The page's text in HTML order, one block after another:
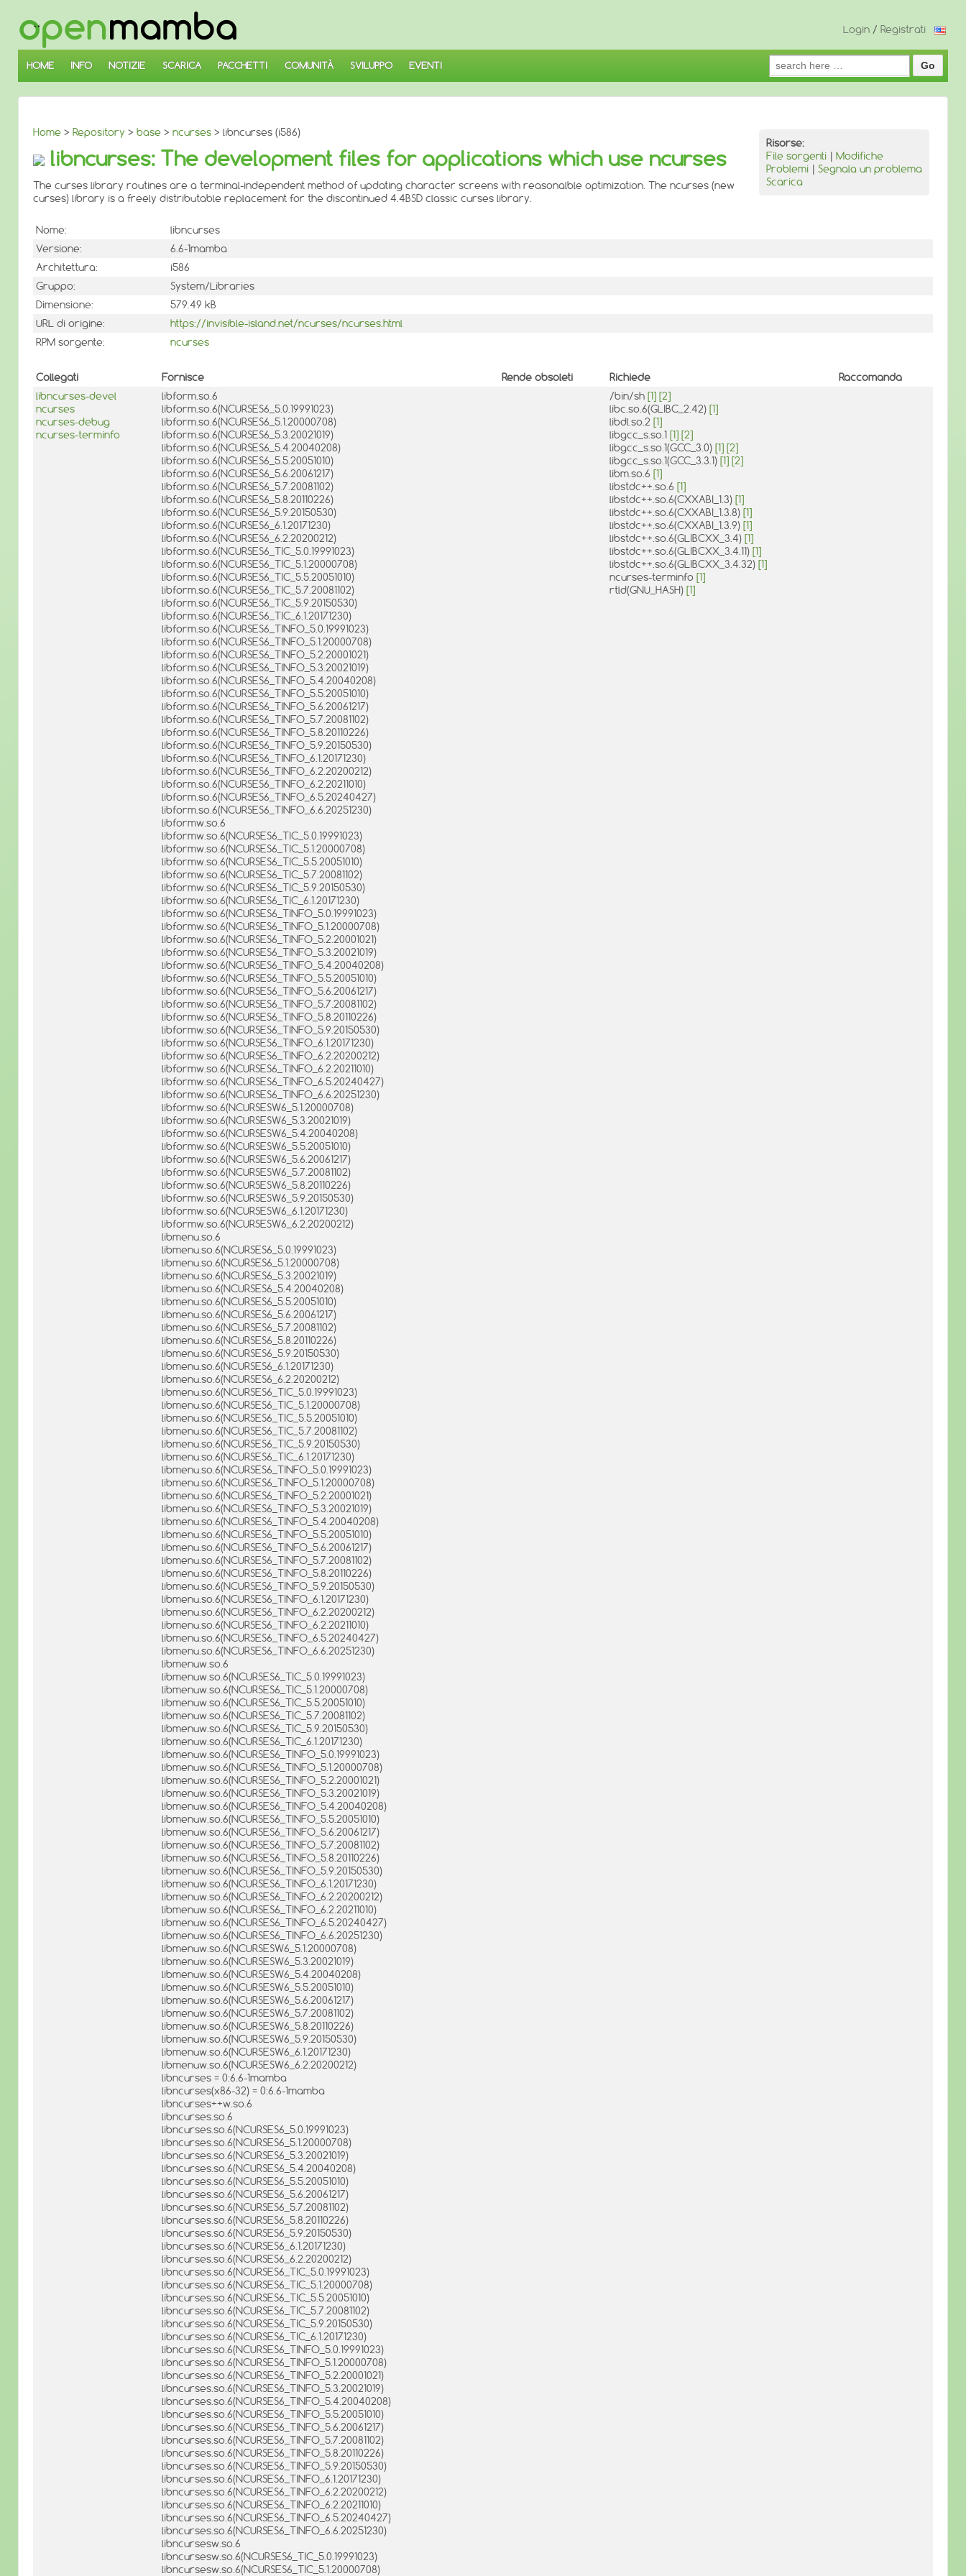
SALTA
AL
CONTENUTO
PRINCIPALE
Login / Registrati
HOME INFO NOTIZIE SCARICA PACCHETTI COMUNITÀ SVILUPPO EVENTI
Search
for:
Home > Repository > base > ncurses > libncurses (i586)
Risorse:
File sorgenti | Modifiche
Problemi | Segnala un problema
Scarica
libncurses: The development files for applications which use ncurses
The curses library routines are a terminal-independent method of updating character screens with reasonalble optimization. The ncurses (new
curses) library is a freely distributable replacement for the discontinued 4.4BSD classic curses library.
Nome:
libncurses
Versione:
6.6-1mamba
Architettura:
i586
Gruppo:
System/Libraries
Dimensione:
579.49 kB
URL di origine:
https://invisible-island.net/ncurses/ncurses.html
RPM sorgente:
ncurses
Collegati Fornisce Rende obsoleti Richiede
Raccomanda
libncurses-devel
ncurses
ncurses-debug
ncurses-terminfo
libform.so.6
libform.so.6(NCURSES6_5.0.19991023)
libform.so.6(NCURSES6_5.1.20000708)
libform.so.6(NCURSES6_5.3.20021019)
libform.so.6(NCURSES6_5.4.20040208)
libform.so.6(NCURSES6_5.5.20051010)
libform.so.6(NCURSES6_5.6.20061217)
libform.so.6(NCURSES6_5.7.20081102)
libform.so.6(NCURSES6_5.8.20110226)
libform.so.6(NCURSES6_5.9.20150530)
libform.so.6(NCURSES6_6.1.20171230)
libform.so.6(NCURSES6_6.2.20200212)
libform.so.6(NCURSES6_TIC_5.0.19991023)
libform.so.6(NCURSES6_TIC_5.1.20000708)
libform.so.6(NCURSES6_TIC_5.5.20051010)
libform.so.6(NCURSES6_TIC_5.7.20081102)
libform.so.6(NCURSES6_TIC_5.9.20150530)
libform.so.6(NCURSES6_TIC_6.1.20171230)
libform.so.6(NCURSES6_TINFO_5.0.19991023)
libform.so.6(NCURSES6_TINFO_5.1.20000708)
libform.so.6(NCURSES6_TINFO_5.2.20001021)
libform.so.6(NCURSES6_TINFO_5.3.20021019)
libform.so.6(NCURSES6_TINFO_5.4.20040208)
libform.so.6(NCURSES6_TINFO_5.5.20051010)
libform.so.6(NCURSES6_TINFO_5.6.20061217)
libform.so.6(NCURSES6_TINFO_5.7.20081102)
libform.so.6(NCURSES6_TINFO_5.8.20110226)
libform.so.6(NCURSES6_TINFO_5.9.20150530)
libform.so.6(NCURSES6_TINFO_6.1.20171230)
libform.so.6(NCURSES6_TINFO_6.2.20200212)
libform.so.6(NCURSES6_TINFO_6.2.20211010)
libform.so.6(NCURSES6_TINFO_6.5.20240427)
libform.so.6(NCURSES6_TINFO_6.6.20251230)
libformw.so.6
libformw.so.6(NCURSES6_TIC_5.0.19991023)
libformw.so.6(NCURSES6_TIC_5.1.20000708)
libformw.so.6(NCURSES6_TIC_5.5.20051010)
libformw.so.6(NCURSES6_TIC_5.7.20081102)
libformw.so.6(NCURSES6_TIC_5.9.20150530)
libformw.so.6(NCURSES6_TIC_6.1.20171230)
libformw.so.6(NCURSES6_TINFO_5.0.19991023)
libformw.so.6(NCURSES6_TINFO_5.1.20000708)
libformw.so.6(NCURSES6_TINFO_5.2.20001021)
libformw.so.6(NCURSES6_TINFO_5.3.20021019)
libformw.so.6(NCURSES6_TINFO_5.4.20040208)
libformw.so.6(NCURSES6_TINFO_5.5.20051010)
libformw.so.6(NCURSES6_TINFO_5.6.20061217)
libformw.so.6(NCURSES6_TINFO_5.7.20081102)
libformw.so.6(NCURSES6_TINFO_5.8.20110226)
libformw.so.6(NCURSES6_TINFO_5.9.20150530)
libformw.so.6(NCURSES6_TINFO_6.1.20171230)
libformw.so.6(NCURSES6_TINFO_6.2.20200212)
libformw.so.6(NCURSES6_TINFO_6.2.20211010)
libformw.so.6(NCURSES6_TINFO_6.5.20240427)
libformw.so.6(NCURSES6_TINFO_6.6.20251230)
libformw.so.6(NCURSESW6_5.1.20000708)
libformw.so.6(NCURSESW6_5.3.20021019)
libformw.so.6(NCURSESW6_5.4.20040208)
libformw.so.6(NCURSESW6_5.5.20051010)
libformw.so.6(NCURSESW6_5.6.20061217)
libformw.so.6(NCURSESW6_5.7.20081102)
libformw.so.6(NCURSESW6_5.8.20110226)
libformw.so.6(NCURSESW6_5.9.20150530)
libformw.so.6(NCURSESW6_6.1.20171230)
libformw.so.6(NCURSESW6_6.2.20200212)
libmenu.so.6
libmenu.so.6(NCURSES6_5.0.19991023)
libmenu.so.6(NCURSES6_5.1.20000708)
libmenu.so.6(NCURSES6_5.3.20021019)
libmenu.so.6(NCURSES6_5.4.20040208)
libmenu.so.6(NCURSES6_5.5.20051010)
libmenu.so.6(NCURSES6_5.6.20061217)
libmenu.so.6(NCURSES6_5.7.20081102)
libmenu.so.6(NCURSES6_5.8.20110226)
libmenu.so.6(NCURSES6_5.9.20150530)
libmenu.so.6(NCURSES6_6.1.20171230)
libmenu.so.6(NCURSES6_6.2.20200212)
libmenu.so.6(NCURSES6_TIC_5.0.19991023)
libmenu.so.6(NCURSES6_TIC_5.1.20000708)
libmenu.so.6(NCURSES6_TIC_5.5.20051010)
libmenu.so.6(NCURSES6_TIC_5.7.20081102)
libmenu.so.6(NCURSES6_TIC_5.9.20150530)
libmenu.so.6(NCURSES6_TIC_6.1.20171230)
libmenu.so.6(NCURSES6_TINFO_5.0.19991023)
libmenu.so.6(NCURSES6_TINFO_5.1.20000708)
libmenu.so.6(NCURSES6_TINFO_5.2.20001021)
libmenu.so.6(NCURSES6_TINFO_5.3.20021019)
libmenu.so.6(NCURSES6_TINFO_5.4.20040208)
libmenu.so.6(NCURSES6_TINFO_5.5.20051010)
libmenu.so.6(NCURSES6_TINFO_5.6.20061217)
libmenu.so.6(NCURSES6_TINFO_5.7.20081102)
libmenu.so.6(NCURSES6_TINFO_5.8.20110226)
libmenu.so.6(NCURSES6_TINFO_5.9.20150530)
libmenu.so.6(NCURSES6_TINFO_6.1.20171230)
libmenu.so.6(NCURSES6_TINFO_6.2.20200212)
libmenu.so.6(NCURSES6_TINFO_6.2.20211010)
libmenu.so.6(NCURSES6_TINFO_6.5.20240427)
libmenu.so.6(NCURSES6_TINFO_6.6.20251230)
libmenuw.so.6
libmenuw.so.6(NCURSES6_TIC_5.0.19991023)
libmenuw.so.6(NCURSES6_TIC_5.1.20000708)
libmenuw.so.6(NCURSES6_TIC_5.5.20051010)
libmenuw.so.6(NCURSES6_TIC_5.7.20081102)
libmenuw.so.6(NCURSES6_TIC_5.9.20150530)
libmenuw.so.6(NCURSES6_TIC_6.1.20171230)
libmenuw.so.6(NCURSES6_TINFO_5.0.19991023)
libmenuw.so.6(NCURSES6_TINFO_5.1.20000708)
libmenuw.so.6(NCURSES6_TINFO_5.2.20001021)
libmenuw.so.6(NCURSES6_TINFO_5.3.20021019)
libmenuw.so.6(NCURSES6_TINFO_5.4.20040208)
libmenuw.so.6(NCURSES6_TINFO_5.5.20051010)
libmenuw.so.6(NCURSES6_TINFO_5.6.20061217)
libmenuw.so.6(NCURSES6_TINFO_5.7.20081102)
libmenuw.so.6(NCURSES6_TINFO_5.8.20110226)
libmenuw.so.6(NCURSES6_TINFO_5.9.20150530)
libmenuw.so.6(NCURSES6_TINFO_6.1.20171230)
libmenuw.so.6(NCURSES6_TINFO_6.2.20200212)
libmenuw.so.6(NCURSES6_TINFO_6.2.20211010)
libmenuw.so.6(NCURSES6_TINFO_6.5.20240427)
libmenuw.so.6(NCURSES6_TINFO_6.6.20251230)
libmenuw.so.6(NCURSESW6_5.1.20000708)
libmenuw.so.6(NCURSESW6_5.3.20021019)
libmenuw.so.6(NCURSESW6_5.4.20040208)
libmenuw.so.6(NCURSESW6_5.5.20051010)
libmenuw.so.6(NCURSESW6_5.6.20061217)
libmenuw.so.6(NCURSESW6_5.7.20081102)
libmenuw.so.6(NCURSESW6_5.8.20110226)
libmenuw.so.6(NCURSESW6_5.9.20150530)
libmenuw.so.6(NCURSESW6_6.1.20171230)
libmenuw.so.6(NCURSESW6_6.2.20200212)
libncurses = 0:6.6-1mamba
libncurses(x86-32) = 0:6.6-1mamba
libncurses++w.so.6
libncurses.so.6
libncurses.so.6(NCURSES6_5.0.19991023)
libncurses.so.6(NCURSES6_5.1.20000708)
libncurses.so.6(NCURSES6_5.3.20021019)
libncurses.so.6(NCURSES6_5.4.20040208)
libncurses.so.6(NCURSES6_5.5.20051010)
libncurses.so.6(NCURSES6_5.6.20061217)
libncurses.so.6(NCURSES6_5.7.20081102)
libncurses.so.6(NCURSES6_5.8.20110226)
libncurses.so.6(NCURSES6_5.9.20150530)
libncurses.so.6(NCURSES6_6.1.20171230)
libncurses.so.6(NCURSES6_6.2.20200212)
libncurses.so.6(NCURSES6_TIC_5.0.19991023)
libncurses.so.6(NCURSES6_TIC_5.1.20000708)
libncurses.so.6(NCURSES6_TIC_5.5.20051010)
libncurses.so.6(NCURSES6_TIC_5.7.20081102)
libncurses.so.6(NCURSES6_TIC_5.9.20150530)
libncurses.so.6(NCURSES6_TIC_6.1.20171230)
libncurses.so.6(NCURSES6_TINFO_5.0.19991023)
libncurses.so.6(NCURSES6_TINFO_5.1.20000708)
libncurses.so.6(NCURSES6_TINFO_5.2.20001021)
libncurses.so.6(NCURSES6_TINFO_5.3.20021019)
libncurses.so.6(NCURSES6_TINFO_5.4.20040208)
libncurses.so.6(NCURSES6_TINFO_5.5.20051010)
libncurses.so.6(NCURSES6_TINFO_5.6.20061217)
libncurses.so.6(NCURSES6_TINFO_5.7.20081102)
libncurses.so.6(NCURSES6_TINFO_5.8.20110226)
libncurses.so.6(NCURSES6_TINFO_5.9.20150530)
libncurses.so.6(NCURSES6_TINFO_6.1.20171230)
libncurses.so.6(NCURSES6_TINFO_6.2.20200212)
libncurses.so.6(NCURSES6_TINFO_6.2.20211010)
libncurses.so.6(NCURSES6_TINFO_6.5.20240427)
libncurses.so.6(NCURSES6_TINFO_6.6.20251230)
libncursesw.so.6
libncursesw.so.6(NCURSES6_TIC_5.0.19991023)
libncursesw.so.6(NCURSES6_TIC_5.1.20000708)
/bin/sh [1] [2]
libc.so.6(GLIBC_2.42) [1]
libdl.so.2 [1]
libgcc_s.so.1 [1] [2]
libgcc_s.so.1(GCC_3.0) [1] [2]
libgcc_s.so.1(GCC_3.3.1) [1] [2]
libm.so.6 [1]
libstdc++.so.6 [1]
libstdc++.so.6(CXXABI_1.3) [1]
libstdc++.so.6(CXXABI_1.3.8) [1]
libstdc++.so.6(CXXABI_1.3.9) [1]
libstdc++.so.6(GLIBCXX_3.4) [1]
libstdc++.so.6(GLIBCXX_3.4.11) [1]
libstdc++.so.6(GLIBCXX_3.4.32) [1]
ncurses-terminfo [1]
rtld(GNU_HASH) [1]